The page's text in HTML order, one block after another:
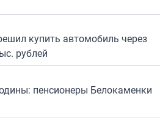
купить автомобиль через
рублей
пенсионеры Белокаменки